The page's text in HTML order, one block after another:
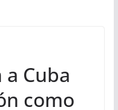
a Cuba
como